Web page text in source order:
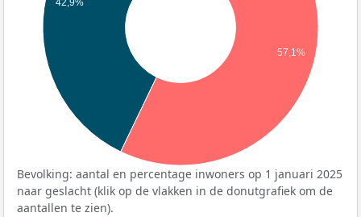
42,9%
57,1%
Bevolking: aantal en percentage inwoners op 1 januari 2025
naar geslacht (klik op de vlakken in de donutgrafiek om de
aantallen te zien).